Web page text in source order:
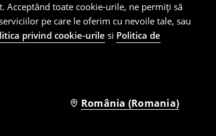
Acceptând toate cookie-urile, ne permiți să
pe care le oferim cu nevoile tale, sau
privind cookie-urile si Politica de
România (Romania)